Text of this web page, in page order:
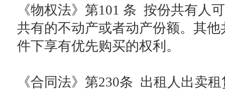
《物权法》第101 条 按份共有人
共有的不动产或者动产份额。其
件下享有优先购买的权利。
《合同法》第230条 出租人出卖